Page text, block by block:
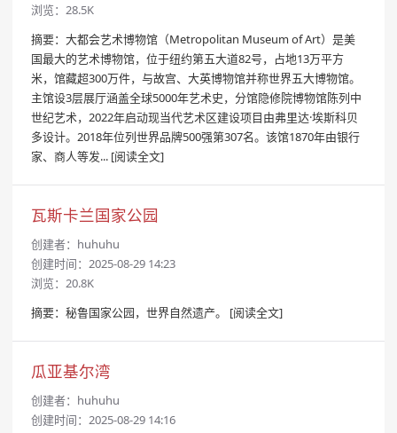
浏览：28.5K
摘要：大都会艺术博物馆（Metropolitan Museum of Art）是美
国最大的艺术博物馆，位于纽约第五大道82号，占地13万平方
米，馆藏超300万件，与故宫、大英博物馆并称世界五大博物馆。
主馆设3层展厅涵盖全球5000年艺术史，分馆隐修院博物馆陈列中
世纪艺术，2022年启动现当代艺术区建设项目由弗里达·埃斯科贝
多设计。2018年位列世界品牌500强第307名。该馆1870年由银行
家、商人等发... [阅读全文]
瓦斯卡兰国家公园
创建者： huhuhu
创建时间：2025-08-29 14:23
浏览：20.8K
摘要：秘鲁国家公园，世界自然遗产。 [阅读全文]
瓜亚基尔湾
创建者： huhuhu
创建时间：2025-08-29 14:16